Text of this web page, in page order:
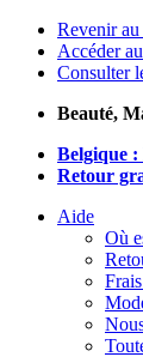
Revenir au
Accéder
Consulter
Beauté,
Belgique
Retour
Aide
Où